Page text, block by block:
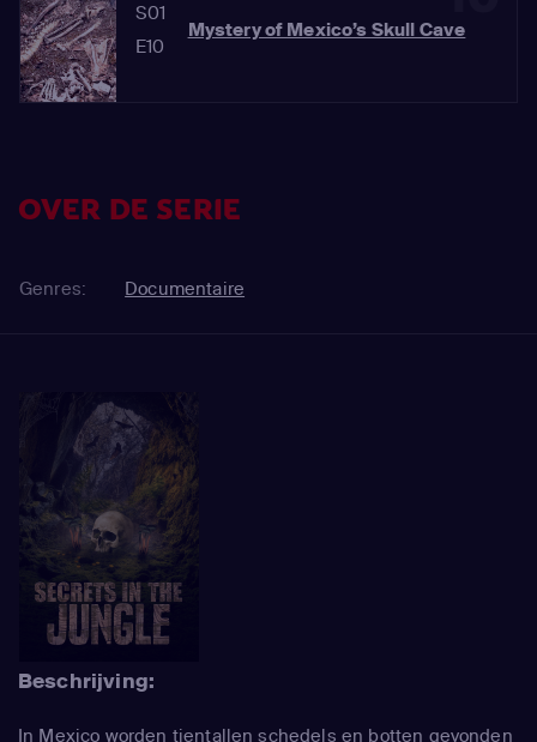
S01
E10
Mystery of Mexico’s Skull Cave
OVER DE SERIE
Genres: Documentaire
Beschrijving:
In Mexico worden tientallen schedels en botten gevonden